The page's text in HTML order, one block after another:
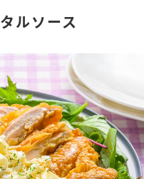
調味酢
ぽん酢
ルソース